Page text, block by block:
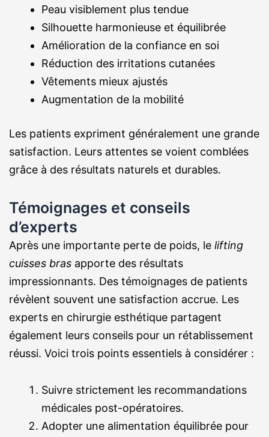
Peau visiblement plus tendue
Silhouette harmonieuse et équilibrée
Amélioration de la confiance en soi
Réduction des irritations cutanées
Vêtements mieux ajustés
Augmentation de la mobilité
Les patients expriment généralement une grande
satisfaction. Leurs attentes se voient comblées
grâce à des résultats naturels et durables.
Témoignages et conseils
d’experts
Après une importante perte de poids, le lifting
cuisses brasapporte des résultats
impressionnants. Des témoignages de patients
révèlent souvent une satisfaction accrue. Les
experts en chirurgie esthétique partagent
également leurs conseils pour un rétablissement
réussi. Voici trois points essentiels à considérer :
Suivre strictement les recommandations
médicales post-opératoires.
Adopter une alimentation équilibrée pour